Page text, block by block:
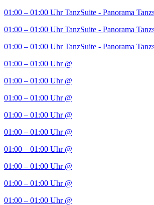
01:00 – 01:00 Uhr TanzSuite - Panorama
01:00 – 01:00 Uhr TanzSuite - Panorama
01:00 – 01:00 Uhr TanzSuite - Panorama
01:00 – 01:00 Uhr @
01:00 – 01:00 Uhr @
01:00 – 01:00 Uhr @
01:00 – 01:00 Uhr @
01:00 – 01:00 Uhr @
01:00 – 01:00 Uhr @
01:00 – 01:00 Uhr @
01:00 – 01:00 Uhr @
01:00 – 01:00 Uhr @